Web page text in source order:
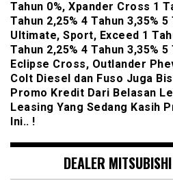
Tahun 0%, Xpander Cross 1
Tahun 2,25% 4 Tahun 3,35%
Ultimate, Sport, Exceed 1
Tahun 2,25% 4 Tahun 3,35% 5
Eclipse Cross, Outlander
Colt Diesel dan Fuso Juga
Promo Kredit Dari Belasan
Leasing Yang Sedang Kasih
Ini.. !
DEALER